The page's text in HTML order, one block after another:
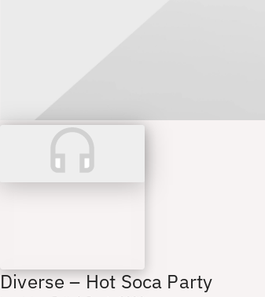
Diverse – Hot Soca Party